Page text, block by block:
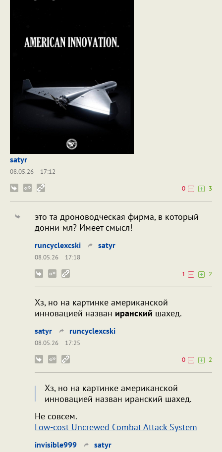
satyr
08.05.26
17:12
0
3
это та дроноводческая фирма, в который
донни-мл? Имеет смысл!
runcyclexcski satyr
08.05.26
17:18
1
2
Хз, но на картинке американской
инновацией назван иранский шахед.
satyr runcyclexcski
08.05.26
17:25
0
2
Хз, но на картинке американской
инновацией назван иранский шахед.
Не совсем.
Low-cost Uncrewed Combat Attack System
invisible999 satyr